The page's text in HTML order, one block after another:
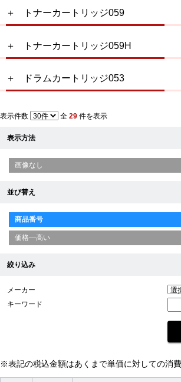
トナーカートリッジ059
トナーカートリッジ059H
ドラムカートリッジ053
表示件数 全 29 件を表示
表示方法
画像なし
並び替え
商品番号
価格—高い
絞り込み
メーカー
キーワード
※表記の税込金額はあくまで単価に対しての消